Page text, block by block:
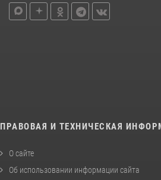
ПРАВОВАЯ И ТЕХНИЧЕСКАЯ
О сайте
Об использовании информации сайта